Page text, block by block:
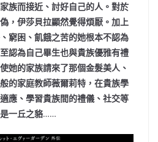
族而接近、討好自己的人。對於
，伊莎貝拉顯然覺得煩厭。加上
窮困、飢餓之苦的她根本不認為
認為自己畢生也與貴族優雅有禮
她的家族請來了那個金髮美人、
的家庭教師薇爾莉特，在貴族學
應、學習貴族間的禮儀、社交等
一丘之貉……